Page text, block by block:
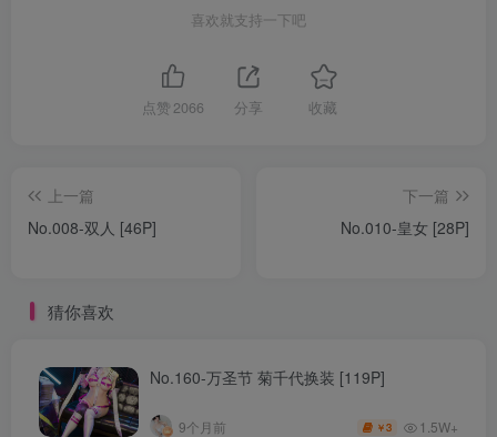
喜欢就支持一下吧
点赞 2066 分享 收藏
上一篇
No.008-双人 [46P]
下一篇
No.010-皇女 [28P]
猜你喜欢
No.160-万圣节 菊千代换装 [119P]
9个月前 ￥3 1.5W+